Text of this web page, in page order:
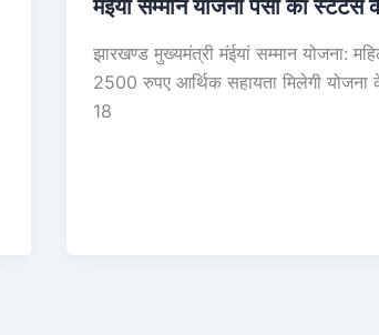
मंईयां सम्मान योजना पैसा का
झारखण्ड मुख्यमंत्री मंईयां सम्मान योजना:
2500 रुपए आर्थिक सहायता मिलेगी योजना
18